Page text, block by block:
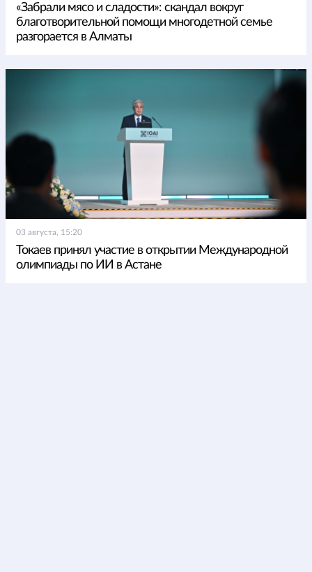
«Забрали мясо и сладости»: скандал вокруг
благотворительной помощи многодетной семье
разгорается в Алматы
03 августа, 15:20
Токаев принял участие в открытии Международной
олимпиады по ИИ в Астане